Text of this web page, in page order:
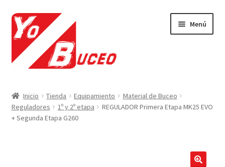
Ir
navegación
Ir
al
contenido
Menú
menú
EQUIPAMIENTO
menú
Inicio Tienda Equipamiento
Material de Buceo
Reguladores
1º y 2º etapa
REGULADOR Primera Etapa MK25 EVO
+ Segunda Etapa G260